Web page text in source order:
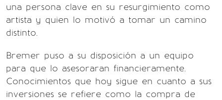
una persona clave en su resurgimiento como
artista y quien lo motivó a tomar un camino
distinto.
Bremer puso a su disposición a un equipo
para que lo asesoraran financieramente.
Conocimientos que hoy sigue en cuanto a sus
inversiones se refiere como la compra de